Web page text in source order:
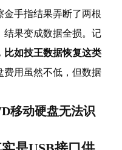
金手指结果弄断了两根
果变成数据全损。记
比如技王数据恢复这类
费用虽然不低，但数据
移动硬盘无法识